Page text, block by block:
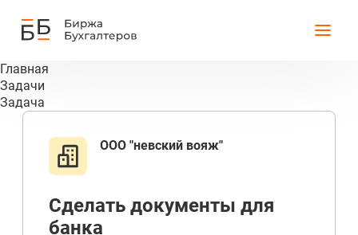
Главная
Задачи
Задача
ООО "невский вояж"
Сделать документы для
банка